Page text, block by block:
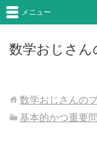
数学おじさ
メニュー
数学おじさんの
基本的かつ重要